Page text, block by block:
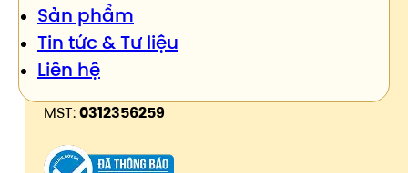
Sản phẩm
Tin tức & Tư liệu
Liên hệ
Địa chỉ:
46/53/12 Đường số 18, Phường Bình
Hưng Hòa, TP. Hồ Chí Minh, Việt Nam.
Email:info@freshfoco.com
MST:0312356259